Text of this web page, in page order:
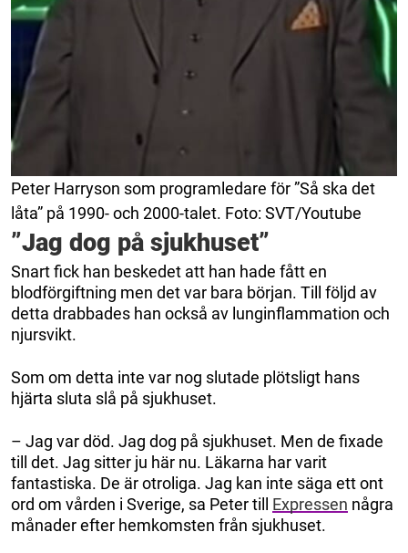
Peter Harryson som programledare för ”Så ska det
låta” på 1990- och 2000-talet. Foto: SVT/Youtube
”Jag dog på sjukhuset”
Snart fick han beskedet att han hade fått en
blodförgiftning men det var bara början. Till följd av
detta drabbades han också av lunginflammation och
njursvikt.
Som om detta inte var nog slutade plötsligt hans
hjärta sluta slå på sjukhuset.
– Jag var död. Jag dog på sjukhuset. Men de fixade
till det. Jag sitter ju här nu. Läkarna har varit
fantastiska. De är otroliga. Jag kan inte säga ett ont
ord om vården i Sverige, sa Peter till Expressen några
månader efter hemkomsten från sjukhuset.